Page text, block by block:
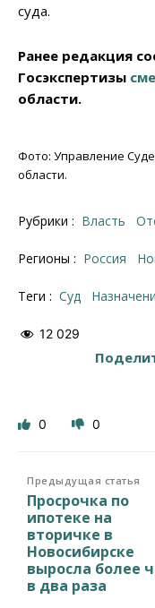
суда.
Ранее редакция
Госэкспертизы
области.
Фото: Управление
области.
Рубрики : Власть
Регионы : Россия
Теги : суд
12 029
0 0
Предыдущая статья
Просрочка по
ипотеке на
вторичке в
Новосибирске
выросла более
в два раза